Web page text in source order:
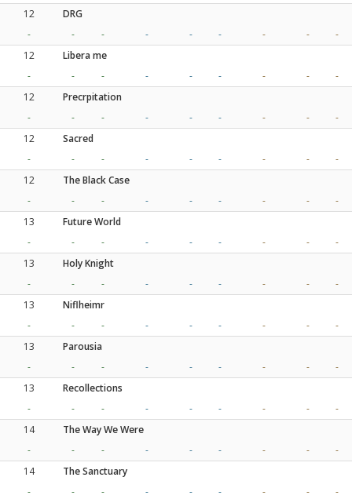
12
DRG
-
- - - - - - -
-
12
Libera me
-
- - - - - - -
-
12
Precrpitation
-
- - - - - - -
-
12
Sacred
-
- - - - - - -
-
12
The Black Case
-
- - - - - - -
-
13
Future World
-
- - - - - - -
-
13
Holy Knight
-
- - - - - - -
-
13
Niflheimr
-
- - - - - - -
-
13
Parousia
-
- - - - - - -
-
13
Recollections
-
- - - - - - -
-
14
The Way We Were
-
- - - - - - -
-
14
The Sanctuary
-
- - - - - - -
-